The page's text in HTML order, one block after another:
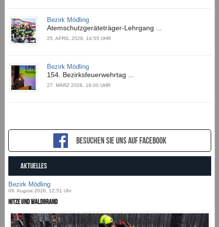
Bezirk Mödling
Atemschutzgeräteträger-Lehrgang ...
25. APRIL 2026, 14:55 UHR
Bezirk Mödling
154. Bezirksfeuerwehrtag ...
27. MÄRZ 2026, 18:00 UHR
Besuchen sie uns auf Facebook
AKTUELLES
Bezirk Mödling
09. August 2026, 12:51 Uhr
Hitze und Waldbrand